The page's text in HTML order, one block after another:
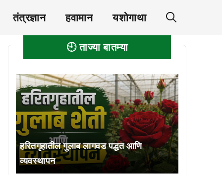
तंत्रज्ञान हवामान यशोगाथा
🕘 ताज्या बातम्या
हरितगृहातील गुलाब लागवड पद्धत आणि
व्यवस्थापन